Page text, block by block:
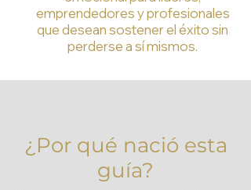
emprendedores y profesionales
que desean sostener el éxito sin
perderse a sí mismos.
¿Por qué nació esta
guía?